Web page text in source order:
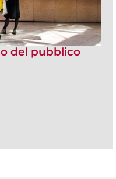
del pubblico